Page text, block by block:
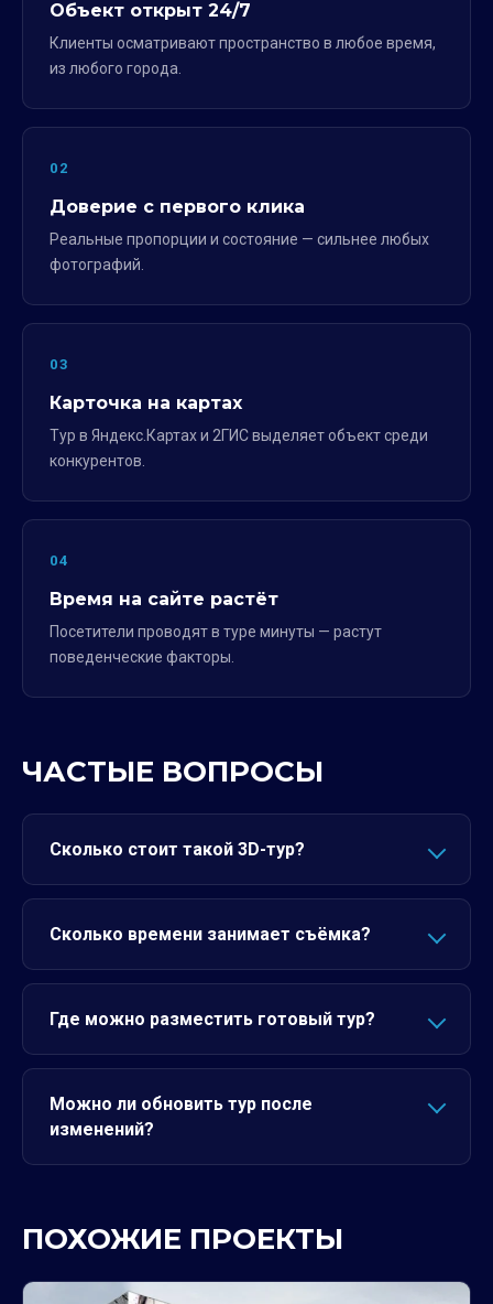
Объект открыт 24/7
Клиенты осматривают пространство в любое время,
из любого города.
02
Доверие с первого клика
Реальные пропорции и состояние — сильнее любых
фотографий.
03
Карточка на картах
Тур в Яндекс.Картах и 2ГИС выделяет объект среди
конкурентов.
04
Время на сайте растёт
Посетители проводят в туре минуты — растут
поведенческие факторы.
ЧАСТЫЕ ВОПРОСЫ
Сколько стоит такой 3D-тур?
Сколько времени занимает съёмка?
Где можно разместить готовый тур?
Можно ли обновить тур после
изменений?
ПОХОЖИЕ ПРОЕКТЫ